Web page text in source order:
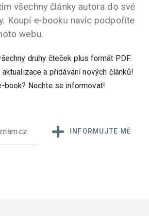
všechny články autora do své
Koupí e-booku navíc podpoříte
webu.
druhy čteček plus formát PDF.
a přidávání nových článků!
book? Nechte se informovat!
INFORMUJTE MĚ